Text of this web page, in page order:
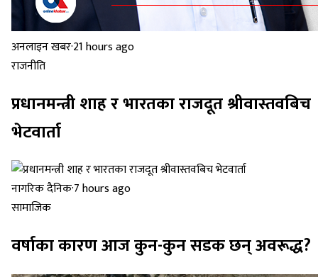
अनलाइन खबर·21 hours ago
राजनीति
प्रधानमन्त्री शाह र भारतका राजदूत श्रीवास्तवबिच
भेटवार्ता
नागरिक दैनिक·7 hours ago
सामाजिक
वर्षाका कारण आज कुन-कुन सडक छन् अवरूद्ध?